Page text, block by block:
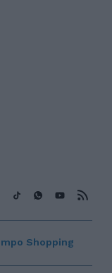
Shopping